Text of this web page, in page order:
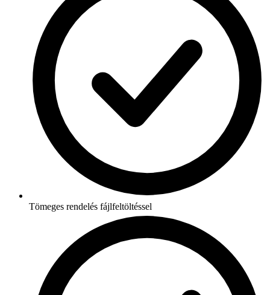
Tömeges rendelés fájlfeltöltéssel